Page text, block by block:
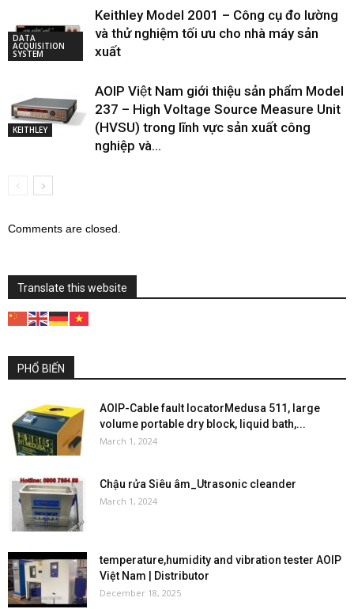
DATA
ACQUISITION
SYSTEM
Keithley Model 2001 – Công cụ đo lường
và thử nghiệm tối ưu cho nhà máy sản
xuất
KEITHLEY
AOIP Việt Nam giới thiệu sản phẩm Model
237 – High Voltage Source Measure Unit
(HVSU) trong lĩnh vực sản xuất công
nghiệp và...
Comments are closed.
Translate this website
PHỔ BIẾN
AOIP-Cable fault locatorMedusa 511, large
volume portable dry block, liquid bath,...
March 1, 2024
Chậu rửa Siêu âm_Utrasonic cleander
March 1, 2024
temperature,humidity and vibration tester AOIP
Việt Nam | Distributor
December 18, 2025